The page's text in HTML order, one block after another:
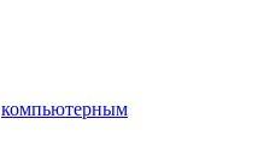
компьютерным